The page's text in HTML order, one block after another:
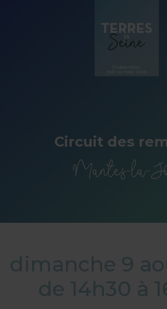
Circuit des
Mantes-la-
dimanche 9
de 14h30 à